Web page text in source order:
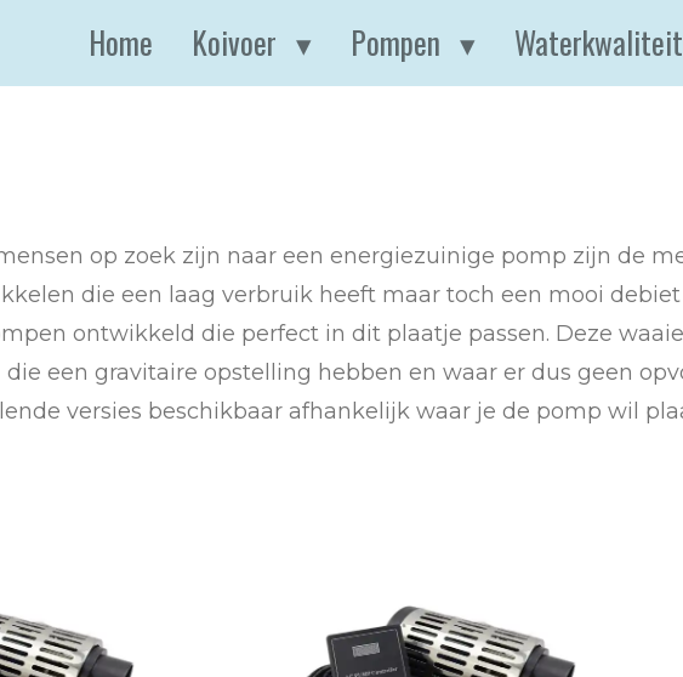
Home Koivoer Pompen Waterkwaliteit
op zoek zijn naar een energiezuinige pomp zijn de
die een laag verbruik heeft maar toch een mooi
ontwikkeld die perfect in dit plaatje passen. Deze
een gravitaire opstelling hebben en waar er dus geen
versies beschikbaar afhankelijk waar je de pomp wil